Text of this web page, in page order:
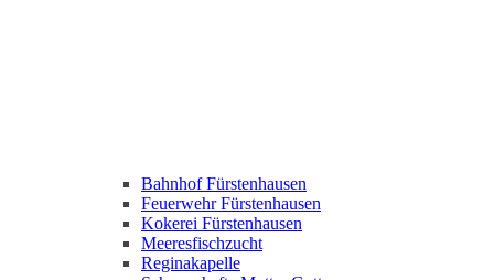
Bahnhof Fürstenhausen
Feuerwehr Fürstenhausen
Kokerei Fürstenhausen
Meeresfischzucht
Reginakapelle